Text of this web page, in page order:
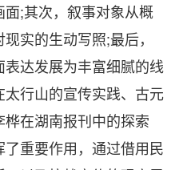
;其次，叙事对象从概
实的生动写照;最后，
达发展为丰富细腻的线
行山的宣传实践、古元
在湖南报刊中的探索
重要作用，通过借用民